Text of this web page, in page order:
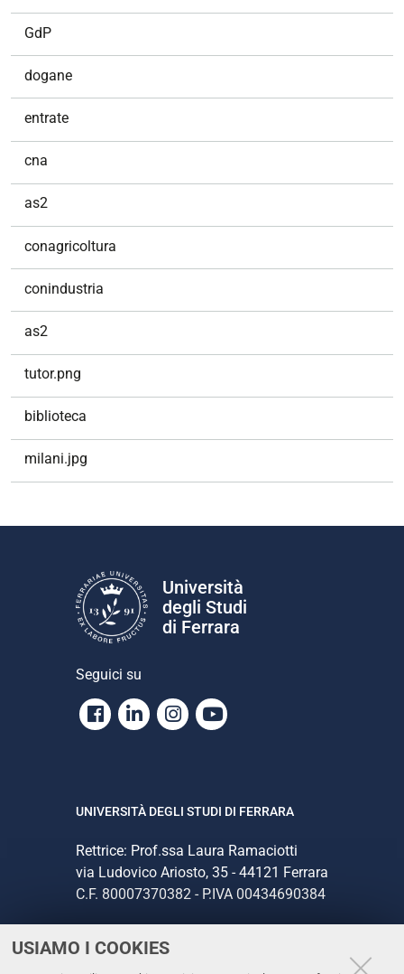
USIAMO I COOKIES
GdP
dogane
entrate
cna
as2
conagricoltura
conindustria
as2
tutor.png
biblioteca
milani.jpg
Università
degli Studi
di Ferrara
Seguici su
Facebook
LinkedinInstagram
Youtube
UNIVERSITÀ DEGLI STUDI DI FERRARA
Rettrice: Prof.ssa Laura Ramaciotti
via Ludovico Ariosto, 35 - 44121 Ferrara
C.F. 80007370382 - P.IVA 00434690384
CONTATTI